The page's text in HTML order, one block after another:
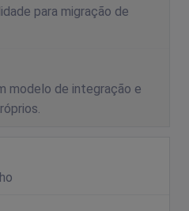
para migração de
modelo de integração e